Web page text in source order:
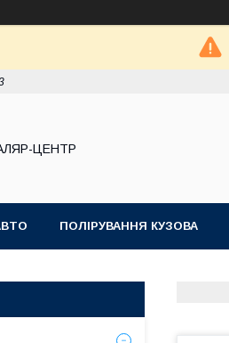
ЦЕНТР
ПОЛІРУВАННЯ КУЗОВА